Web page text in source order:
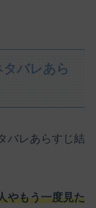
バレあら
バレあらすじ結
やもう一度見た